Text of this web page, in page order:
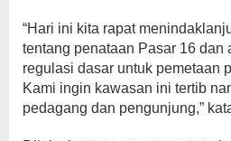
“Hari ini kita rapat
tentang penataan Pasar 16 dan
regulasi dasar untuk pemetaan
Kami ingin kawasan ini tertib
pedagang dan pengunjung,”